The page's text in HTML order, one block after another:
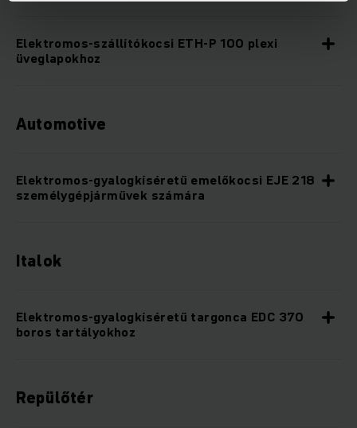
Elektromos-szállítókocsi ETH-P 100 plexi
üveglapokhoz
Automotive
Elektromos-gyalogkíséretű emelőkocsi EJE 218
személygépjárművek számára
Italok
Elektromos-gyalogkíséretű targonca EDC 370
boros tartályokhoz
Repülőtér